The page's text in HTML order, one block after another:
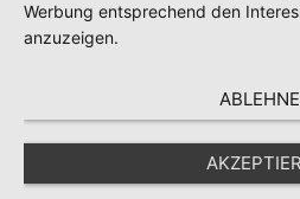
Werbung entsprechend den
anzuzeigen.